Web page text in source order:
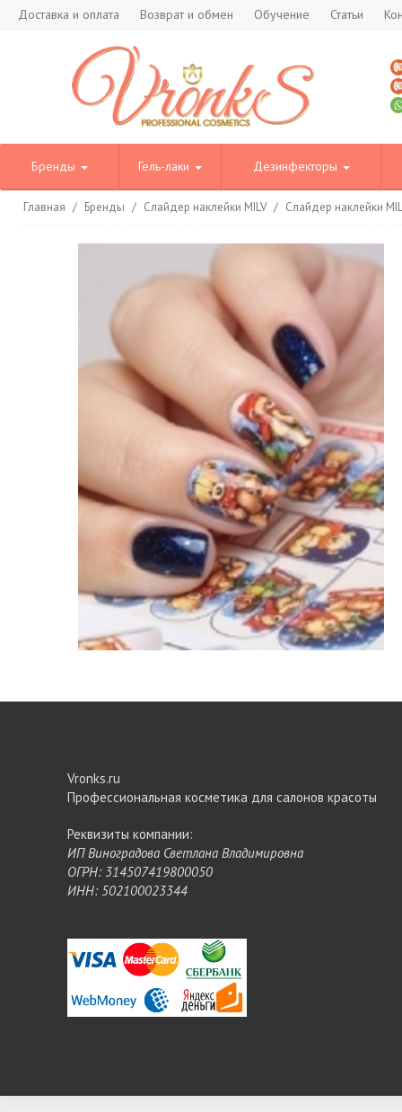
Доставка и оплата Возврат и обмен Обучение Статьи
Бренды Гель-лаки Дезинфекторы
Главная / Бренды / Слайдер наклейки MILV / Слайдер наклейки
Vronks.ru
Профессиональная косметика для салонов красоты
Реквизиты компании:
ИП Виноградова Светлана Владимировна
ОГРН: 314507419800050
ИНН: 502100023344